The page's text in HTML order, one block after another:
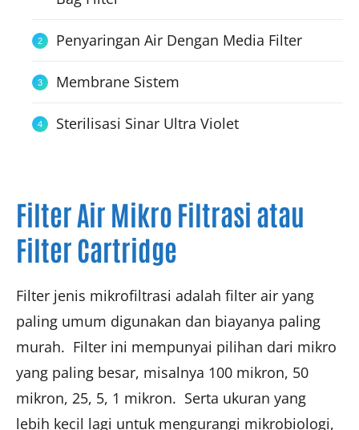
Penyaringan Air Dengan Media Filter
Membrane Sistem
Sterilisasi Sinar Ultra Violet
Filter Air Mikro Filtrasi atau
Filter Cartridge
Filter jenis mikrofiltrasi adalah filter air yang
paling umum digunakan dan biayanya paling
murah. Filter ini mempunyai pilihan dari mikro
yang paling besar, misalnya 100 mikron, 50
mikron, 25, 5, 1 mikron. Serta ukuran yang
lebih kecil lagi untuk mengurangi mikrobiologi,